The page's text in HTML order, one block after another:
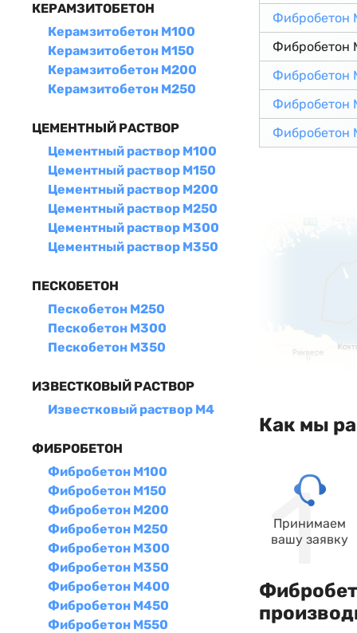
КЕРАМЗИТОБЕТОН
Керамзитобетон М100
Керамзитобетон М150
Керамзитобетон М200
Керамзитобетон М250
ЦЕМЕНТНЫЙ РАСТВОР
Цементный раствор М100
Цементный раствор М150
Цементный раствор М200
Цементный раствор М250
Цементный раствор М300
Цементный раствор М350
ПЕСКОБЕТОН
Пескобетон М250
Пескобетон М300
Пескобетон М350
ИЗВЕСТКОВЫЙ РАСТВОР
Известковый раствор М4
ФИБРОБЕТОН
Фибробетон М100
Фибробетон М150
Фибробетон М200
Фибробетон М250
Фибробетон М300
Фибробетон М350
Фибробетон М400
Фибробетон М450
Фибробетон М550
Фибробетон
Фибробетон
Фибробетон
Фибробетон
Фибробетон
Как мы
Принимаем
вашу заявку